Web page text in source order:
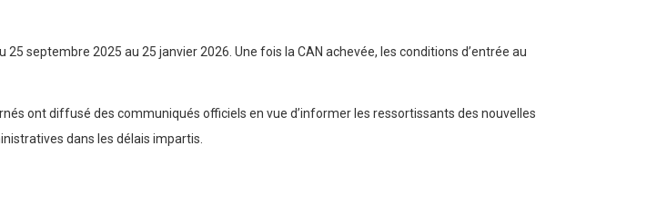
septembre 2025 au 25 janvier 2026. Une fois la CAN achevée, les conditions d’entrée au
ont diffusé des communiqués officiels en vue d’informer les ressortissants des nouvelles
dans les délais impartis.